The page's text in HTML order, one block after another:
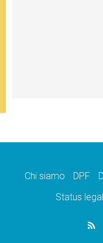
Chi siamo DPF
Status